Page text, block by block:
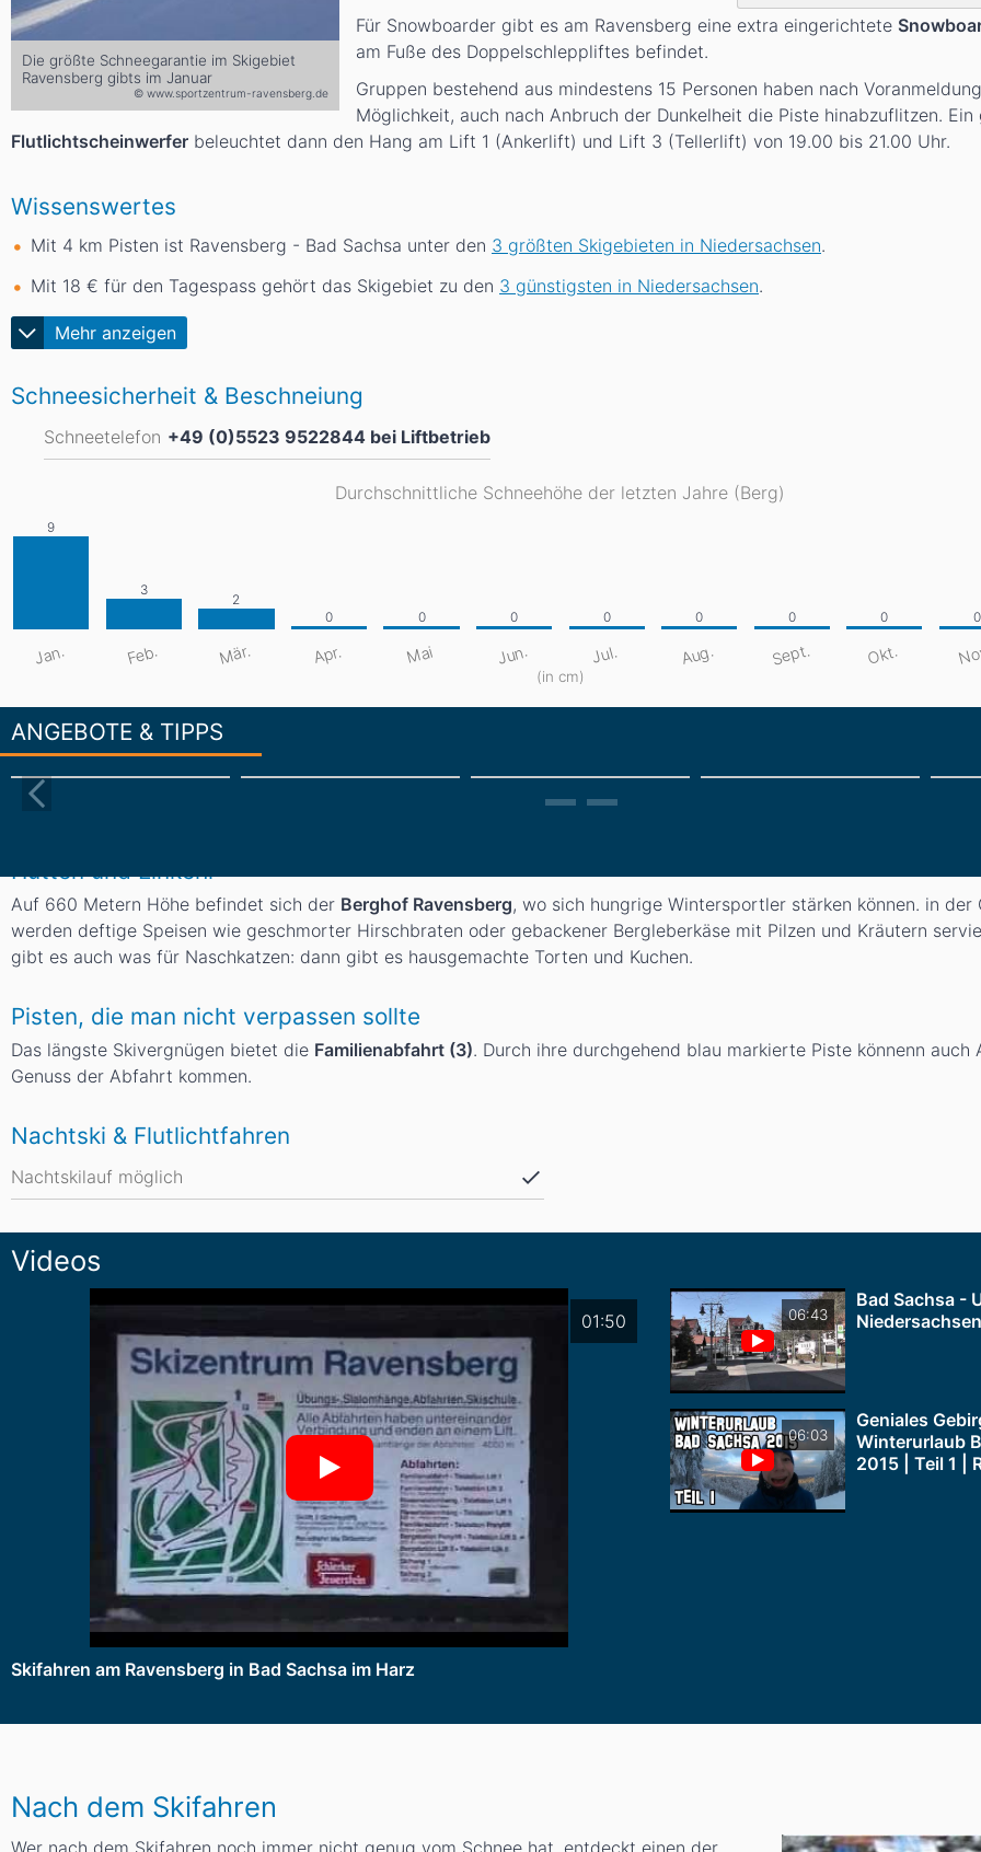
Die größte Schneegarantie im Skigebiet
Ravensberg gibts im Januar
© www.sportzentrum-ravensberg.de
Für Snowboarder gibt es am Ravensberg eine extra eingerichtete
am Fuße des Doppelschleppliftes befindet.
Gruppen bestehend aus mindestens 15 Personen haben nach
Möglichkeit, auch nach Anbruch der Dunkelheit die Piste hinabzuflitzen. Ein
Flutlichtscheinwerfer beleuchtet dann den Hang am Lift 1 (Ankerlift) und Lift 3 (Tellerlift) von 19.00 bis 21.00 Uhr.
Wissenswertes
Mehr anzeigen
Mit 4 km Pisten ist Ravensberg - Bad Sachsa unter den 3 größten Skigebieten in Niedersachsen.
Mit 18 € für den Tagespass gehört das Skigebiet zu den 3 günstigsten in Niedersachsen.
Schneesicherheit & Beschneiung
Schneetelefon +49 (0)5523 9522844 bei Liftbetrieb
Durchschnittliche Schneehöhe der letzten Jahre (Berg)
Jan. Feb. Mär. Apr. Mai Jun. Jul. Aug. Sept. Okt.
(in cm)
ANGEBOTE & TIPPS
Hütten und Einkehr
Auf 660 Metern Höhe befindet sich der Berghof Ravensberg, wo sich hungrige Wintersportler stärken können. in der
werden deftige Speisen wie geschmorter Hirschbraten oder gebackener Bergleberkäse mit Pilzen und Kräutern
gibt es auch was für Naschkatzen: dann gibt es hausgemachte Torten und Kuchen.
Pisten, die man nicht verpassen sollte
Das längste Skivergnügen bietet die Familienabfahrt (3). Durch ihre durchgehend blau markierte Piste könnenn auch
Genuss der Abfahrt kommen.
Nachtski & Flutlichtfahren
Nachtskilauf möglich
Videos
01:50
Skifahren am Ravensberg in Bad Sachsa im Harz
06:43
Bad Sachsa -
06:03
Geniales
Winterurlaub
2015 | Teil 1 |
Nach dem Skifahren
Wer nach dem Skifahren noch immer nicht genug vom Schnee hat, entdeckt einen der